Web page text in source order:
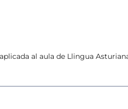
al aula de Llingua